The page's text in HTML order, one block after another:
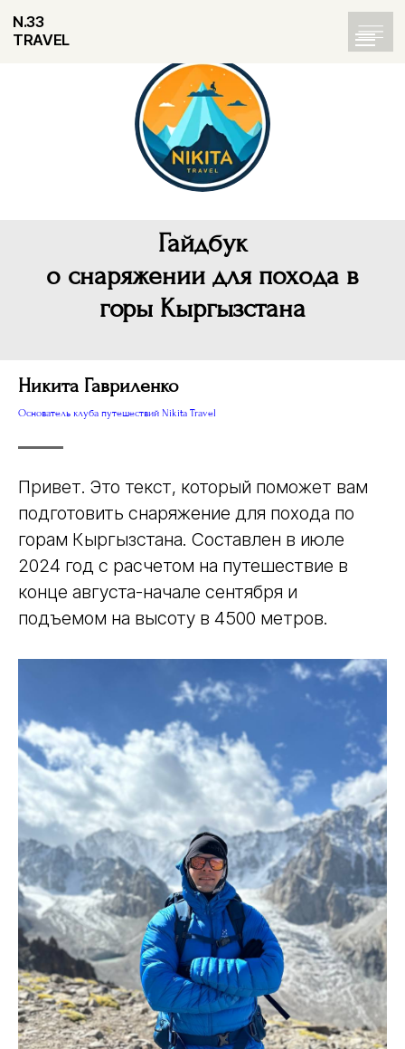
TRAVEL
N.33
Гайдбук
о снаряжении для похода в
горы Кыргызстана
Никита Гавриленко
Основатель клуба путешествий Nikita Travel
Привет. Это текст, который поможет вам
подготовить снаряжение для похода по
горам Кыргызстана. Составлен в июле
2024 год с расчетом на путешествие в
конце августа-начале сентября и
подъемом на высоту в 4500 метров.